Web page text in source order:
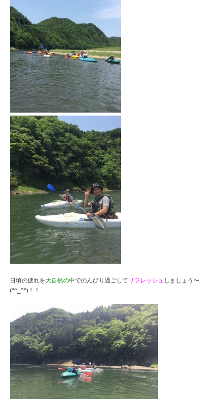
日頃の疲れを大自然の中でのんびり過ごして リフレッシュ しましょう〜
(*^_^*)！！